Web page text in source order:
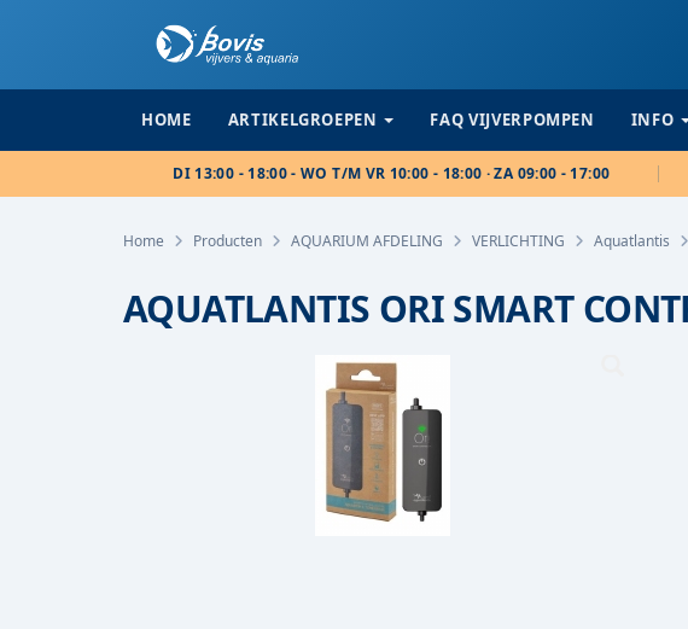
HOME ARTIKELGROEPEN FAQ VIJVERPOMPEN INFO
DI 13:00 - 18:00 - WO T/M VR 10:00 - 18:00 · ZA 09:00 - 17:00
Home Producten AQUARIUM AFDELING VERLICHTING Aquatlantis
AQUATLANTIS ORI SMART